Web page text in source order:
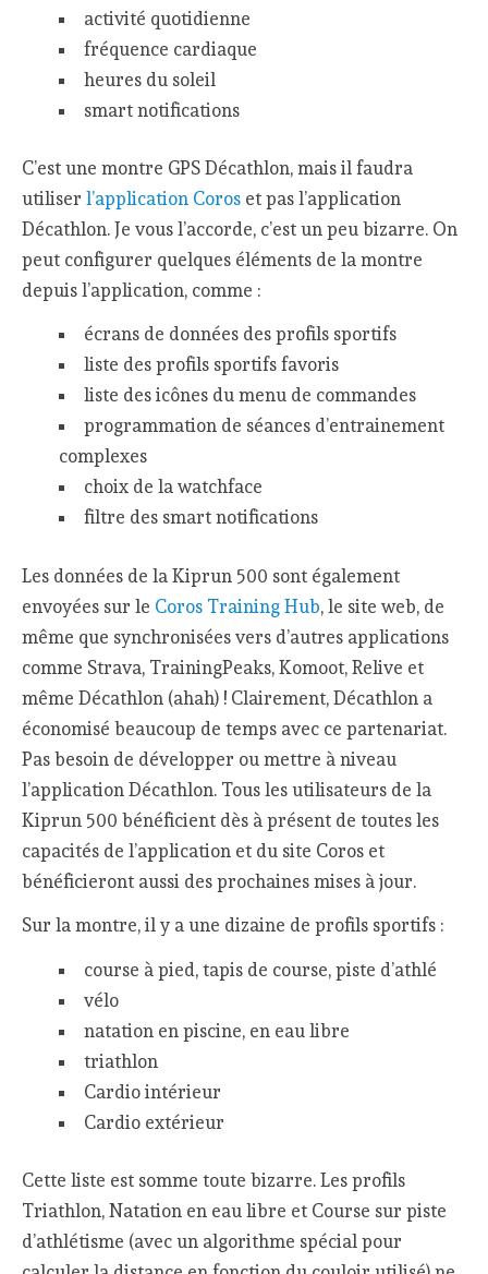
activité quotidienne
fréquence cardiaque
heures du soleil
smart notifications
C’est une montre GPS Décathlon, mais il faudra
utiliserl’application Coros et pas l’application
Décathlon. Je vous l’accorde, c’est un peu bizarre. On
peut configurer quelques éléments de la montre
depuis l’application, comme :
écrans de données des profils sportifs
liste des profils sportifs favoris
liste des icônes du menu de commandes
programmation de séances d’entrainement
complexes
choix de la watchface
filtre des smart notifications
Les données de la Kiprun 500 sont également
envoyées sur le Coros Training Hub, le site web, de
même que synchronisées vers d’autres applications
comme Strava, TrainingPeaks, Komoot, Relive et
même Décathlon (ahah) ! Clairement, Décathlon a
économisé beaucoup de temps avec ce partenariat.
Pas besoin de développer ou mettre à niveau
l’application Décathlon. Tous les utilisateurs de la
Kiprun 500 bénéficient dès à présent de toutes les
capacités de l’application et du site Coros et
bénéficieront aussi des prochaines mises à jour.
Sur la montre, il y a une dizaine de profils sportifs :
course à pied, tapis de course, piste d’athlé
vélo
natation en piscine, en eau libre
triathlon
Cardio intérieur
Cardio extérieur
Cette liste est somme toute bizarre. Les profils
Triathlon, Natation en eau libre et Course sur piste
d’athlétisme (avec un algorithme spécial pour